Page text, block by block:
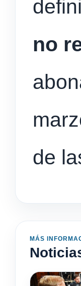
no
de
MÁS